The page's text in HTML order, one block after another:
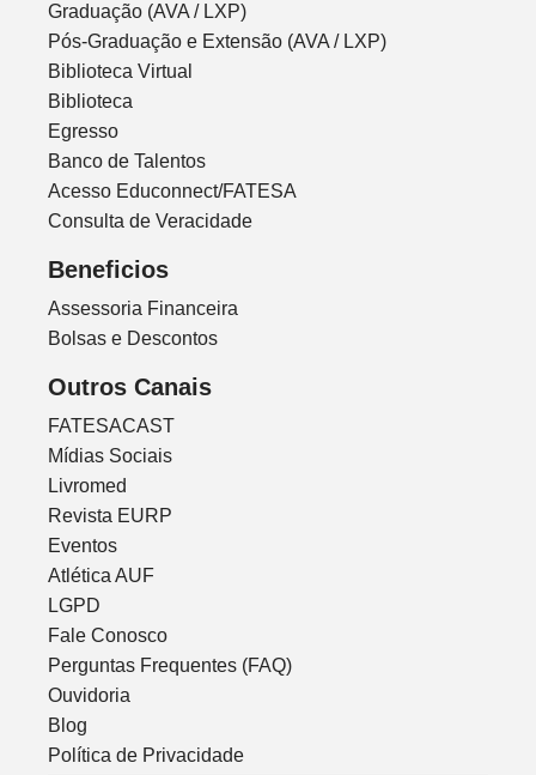
Graduação (AVA / LXP)
Pós-Graduação e Extensão (AVA / LXP)
Biblioteca Virtual
Biblioteca
Egresso
Banco de Talentos
Acesso Educonnect/FATESA
Consulta de Veracidade
Beneficios
Assessoria Financeira
Bolsas e Descontos
Outros Canais
FATESACAST
Mídias Sociais
Livromed
Revista EURP
Eventos
Atlética AUF
LGPD
Fale Conosco
Perguntas Frequentes (FAQ)
Ouvidoria
Blog
Política de Privacidade